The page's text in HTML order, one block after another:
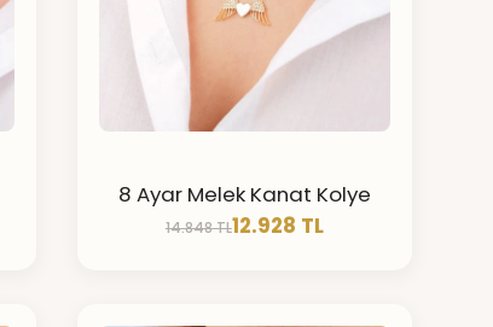
8 Ayar Melek Kanat Kolye
14.848 TL12.928 TL